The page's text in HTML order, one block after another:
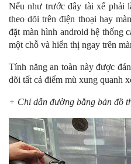
Nếu như trước đây tài xế phải
theo dõi trên điện thoại hay
đặt màn hình android hệ thống
một chỗ và hiển thị ngay trên
Tính năng an toàn này được
dõi tất cả điểm mù xung quanh
+ Chỉ dẫn đường bằng bản đồ